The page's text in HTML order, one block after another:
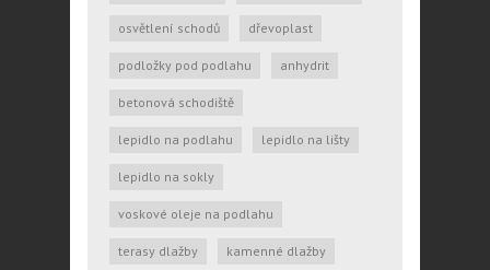
osvětlení schodů dřevoplast
podložky pod podlahu anhydrit
betonová schodiště
lepidlo na podlahu lepidlo na lišty
lepidlo na sokly
voskové oleje na podlahu
terasy dlažby kamenné dlažby